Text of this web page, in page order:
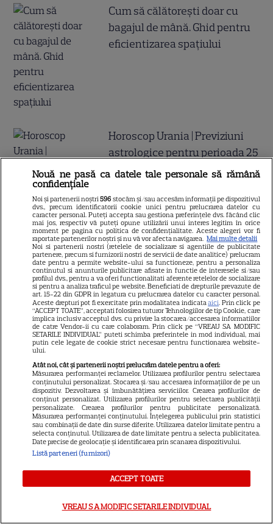
Cum să călătoreşti doar cu
bagajul de mână. Ghid pentru
eficientizarea spaţiului
Horoscop Urania | Previziuni
astrologice pentru perioada 25
– 31 iulie 2026. Luna Plină în
ALTE ARTICOLE
INTERESANTE
PRIME VIDEO
Când „Fălci” se întâlnește cu
„Coborâre întunecată”:
Producția claustrofobă de pe
Prime Video ce nu trebuie
ratată
DISNEY PLUS
Ce vedem pe streaming între
Nouă ne pasă ca datele tale personale să rămână
confidențiale
Noi și partenerii noștri596 stocăm și/sau accesăm informații pe dispozitivul
dvs., precum identificatorii cookie unici pentru prelucrarea datelor cu
caracter personal. Puteți accepta sau gestiona preferințele dvs. făcând clic
mai jos, respectiv vă puteți opune utilizării unui interes legitim în orice
moment pe pagina cu politica de confidențialitate. Aceste alegeri vor fi
raportate partenerilor noștri și nu vă vor afecta navigarea. Mai multe detalii
Noi si partenerii nostri (retelele de socializare si agentiile de publicitate
partenere, precum si furnizorii nostri de servicii de date analitice) prelucram
date pentru a permite website-ului sa functioneze, pentru a personaliza
continutul si anunturile publicitare afisate in functie de interesele si/sau
profilul dvs., pentru a va oferi functionalitati aferente retelelor de socializare
si pentru a analiza traficul pe website. Beneficiati de drepturile prevazute de
art. 15-22 din GDPR in legatura cu prelucrarea datelor cu caracter personal.
Aceste drepturi pot fi exercitate prin modalitatea indicataaici. Prin click pe
“ACCEPT TOATE”, acceptati folosirea tuturor Tehnologiilor de tip Cookie, care
implica inclusiv acceptul dvs. cu privire la stocarea/accesarea informatiilor
de catre Vendor-ii cu care colaboram. Prin click pe “VREAU SA MODIFIC
SETARILE INDIVIDUAL” puteti schimba preferintele in mod individual, mai
putin cele legate de cookie strict necesare pentru functionarea website-
ului.
Atât noi, cât și partenerii noștri prelucrăm datele pentru a oferi:
Măsurarea performanței reclamelor. Utilizarea profilurilor pentru selectarea
conținutului personalizat. Stocarea și/sau accesarea informațiilor de pe un
dispozitiv. Dezvoltarea și îmbunătățirea serviciilor. Crearea profilurilor de
conținut personalizat. Utilizarea profilurilor pentru selectarea publicității
personalizate. Crearea profilurilor pentru publicitate personalizată.
Măsurarea performanței conținutului. Înțelegerea publicului prin statistici
sau combinații de date din surse diferite. Utilizarea datelor limitate pentru a
selecta conținutul. Utilizarea de date limitate pentru a selecta publicitatea.
Date precise de geolocație și identificarea prin scanarea dispozitivului.
Listă parteneri (furnizori)
ACCEPT TOATE
VREAU SA MODIFIC SETARILE INDIVIDUAL